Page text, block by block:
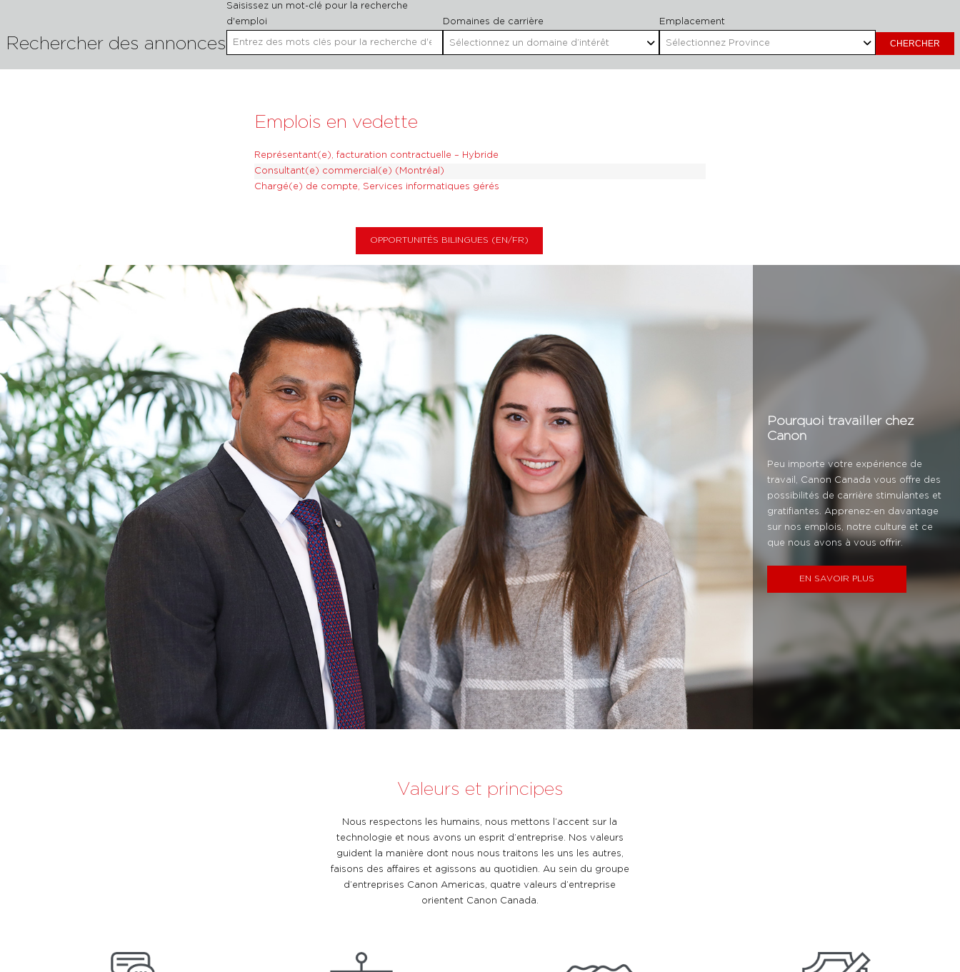
Rechercher des annonces
Saisissez un mot-clé pour la recherche
d'emploi
Begin typing to find suggestions.
Domaines de carrière
Sélectionnez un domaine d’intérêt
Emplacement
Sélectionnez Province
Emplois en vedette
Représentant(e), facturation contractuelle – Hybride
Consultant(e) commercial(e) (Montréal)
Chargé(e) de compte, Services informatiques gérés
OPPORTUNITÉS BILINGUES (EN/FR)
Pourquoi travailler chez
Canon
Peu importe votre expérience de
travail, Canon Canada vous offre des
possibilités de carrière stimulantes et
gratifiantes. Apprenez-en davantage
sur nos emplois, notre culture et ce
que nous avons à vous offrir.
EN SAVOIR PLUS
Valeurs et principes
Nous respectons les humains, nous mettons l’accent sur la
technologie et nous avons un esprit d’entreprise. Nos valeurs
guident la manière dont nous nous traitons les uns les autres,
faisons des affaires et agissons au quotidien. Au sein du groupe
d’entreprises Canon Americas, quatre valeurs d’entreprise
orientent Canon Canada.